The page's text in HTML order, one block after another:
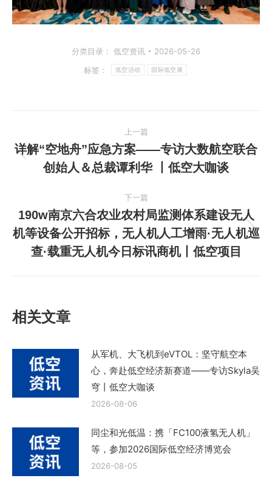
分类目录： 低空资讯
2026-05-26
标签：
低空活动 国际低空展
章
上一篇
上
一
篇
文
章：
详解“空地舟”应急方案——专访大数航空联合
创始人＆总裁谭利华 丨低空大咖谈
下一篇
下
一
190w南京六合农业农村局监测体系建设无人
机等设备公开招标，无人机人工增雨·无人机巡
查·载重无人机今日标讯商机丨低空项目
相关文章
从军机、大飞机到eVTOL：坚守航空本
心，奔赴低空经济新赛道——专访Skyla吴
穹丨低空大咖谈
2026-08-06
同尘和光低温：携「FC100液氢无人机」
等，参加2026国际低空经济博览会
2026-08-05